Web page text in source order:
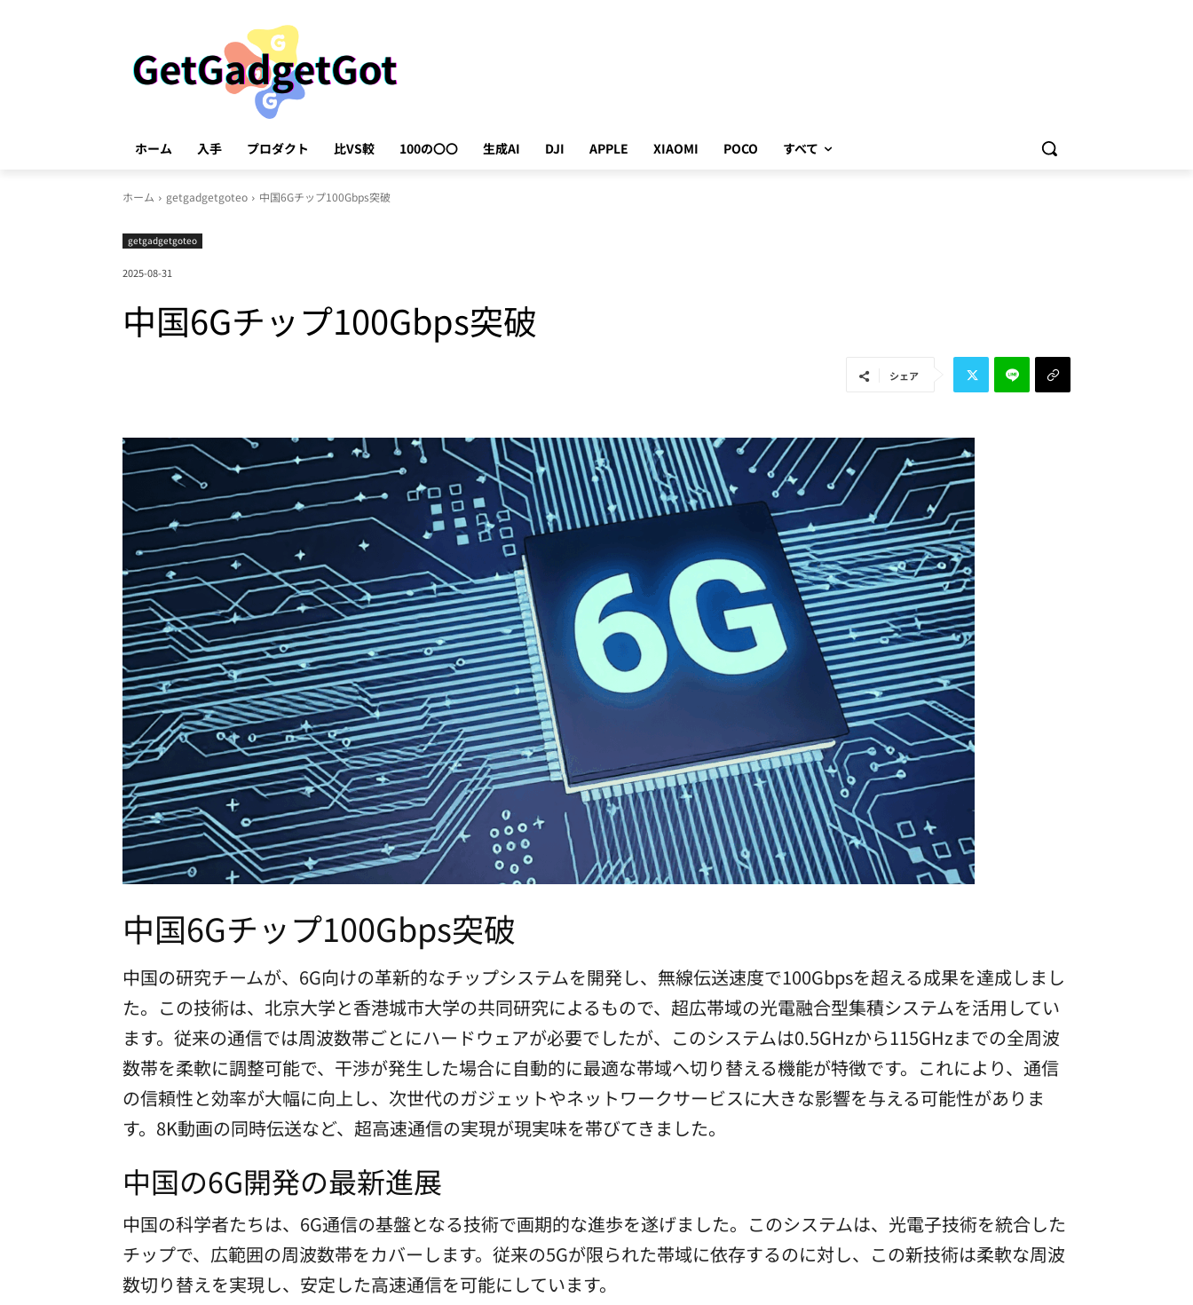
ホーム 入手 プロダクト 比VS較 100の〇〇 生成AI DJI APPLE XIAOMI POCO すべて
ホーム getgadgetgoteo 中国6Gチップ100Gbps突破
getgadgetgoteo
2025-08-31
中国6Gチップ100Gbps突破
シェア
中国6Gチップ100Gbps突破
中国の研究チームが、6G向けの革新的なチップシステムを開発し、無線伝送速度で100Gbpsを超える成果を達成しまし
た。この技術は、北京大学と香港城市大学の共同研究によるもので、超広帯域の光電融合型集積システムを活用してい
ます。従来の通信では周波数帯ごとにハードウェアが必要でしたが、このシステムは0.5GHzから115GHzまでの全周波
数帯を柔軟に調整可能で、干渉が発生した場合に自動的に最適な帯域へ切り替える機能が特徴です。これにより、通信
の信頼性と効率が大幅に向上し、次世代のガジェットやネットワークサービスに大きな影響を与える可能性がありま
す。8K動画の同時伝送など、超高速通信の実現が現実味を帯びてきました。
中国の6G開発の最新進展
中国の科学者たちは、6G通信の基盤となる技術で画期的な進歩を遂げました。このシステムは、光電子技術を統合した
チップで、広範囲の周波数帯をカバーします。従来の5Gが限られた帯域に依存するのに対し、この新技術は柔軟な周波
数切り替えを実現し、安定した高速通信を可能にしています。